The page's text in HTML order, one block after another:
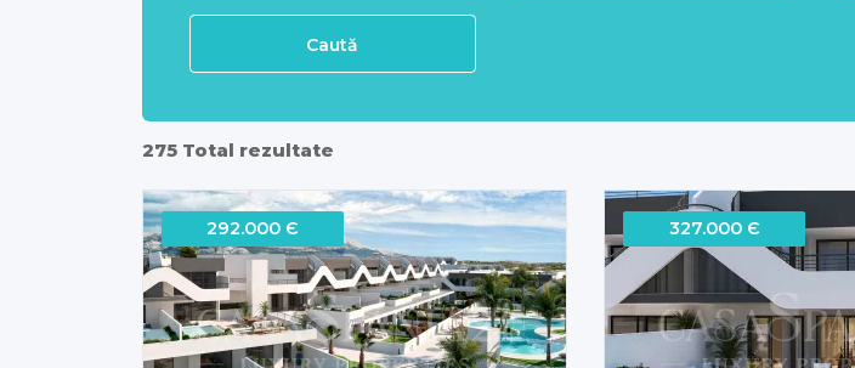
Caută
275 Total rezultate
292.000 Є 327.000 Є